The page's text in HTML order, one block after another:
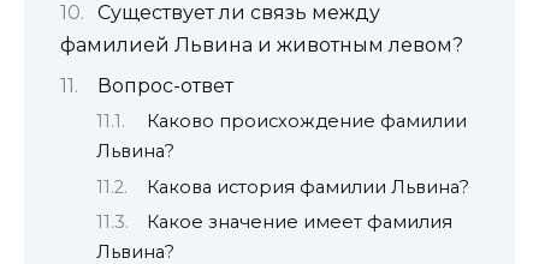
Существует ли связь между
фамилией Львина и животным левом?
Вопрос-ответ
Каково происхождение фамилии
Львина?
Какова история фамилии Львина?
Какое значение имеет фамилия
Львина?